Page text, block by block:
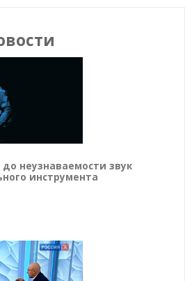
неузнаваемости звук
инструмента